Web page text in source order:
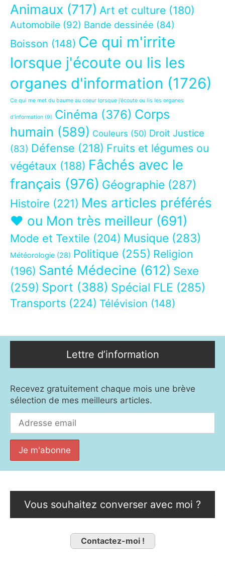
Animaux (717) Art et culture (180)
Automobile (92) Bande dessinée (84)
Boisson (148) Ce qui m'irrite
lorsque j'écoute ou lis les
organes d'information (1726)
Ce qui me met du baume au coeur lorsque j’écoute ou lis les organes
d’information (9) Cinéma (376) Corps
humain (589) Couleurs (50) Droit Justice
(83) Défense (218) Fruits et légumes ou
végétaux (188) Fâchés avec le
français (976) Géographie (287)
Histoire (221) Mes articles préférés
❤ ou Mon très meilleur (691)
Mode et Textile (204) Musique (283)
Météorologie (28) Politique (255) Religion
(196) Santé Médecine (612) Sexe
(259) Sport (388) Spécial FLE (285)
Transports (224) Télévision (148)
Lettre d’information
Recevez gratuitement chaque mois une brève
sélection de mes meilleurs articles.
Vous souhaitez converser avec moi ?
Contactez-moi !